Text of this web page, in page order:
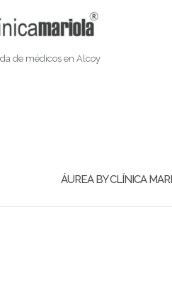
de médicos en Alcoy
ÁUREA BY CLÍNICA